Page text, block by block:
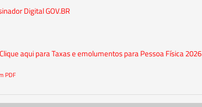
Digital GOV.BR
aqui para Taxas e emolumentos para Pessoa Física 2026
PDF